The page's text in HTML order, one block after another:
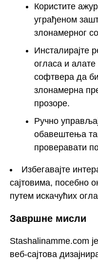
Користите
уграђеном
злонамерног
Инсталирајте
огласа и
софтвера да
злонамерна
прозоре.
Ручно
обавештења
проверавати
Избегавајте
сајтовима, посебно
путем искачућих
Завршне мисли
Stashalinamme.com
веб-сајтова